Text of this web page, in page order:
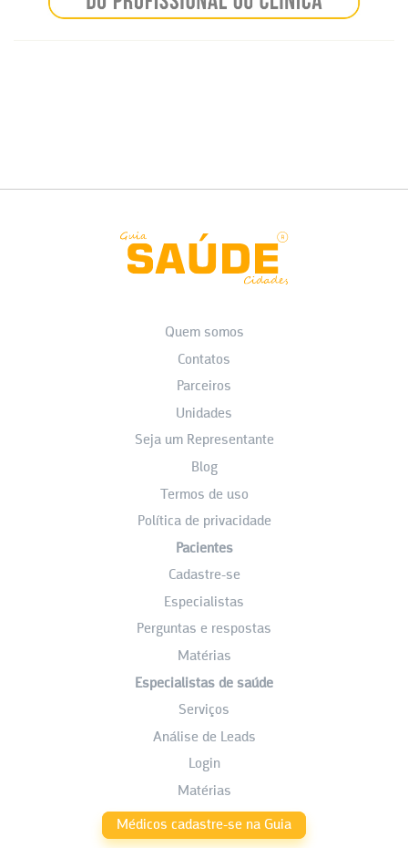
Quem somos
Contatos
Parceiros
Unidades
Seja um Representante
Blog
Termos de uso
Política de privacidade
Pacientes
Cadastre-se
Especialistas
Perguntas e respostas
Matérias
Especialistas de saúde
Serviços
Análise de Leads
Login
Matérias
Médicos cadastre-se na Guia